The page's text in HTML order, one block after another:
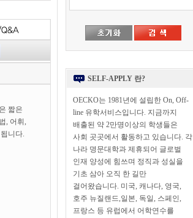
짧은
, 어휘,
니다.
SELF-APPLY 란?
OECKO는 1981년에 설립한 On, Off-
line 유학서비스입니다. 지금까지
배출된 약 2만명이상의 학생들은
사회 곳곳에서 활동하고 있습니다. 각
나라 명문대학과 제휴되어 글로벌
인재 양성에 힘쓰며 정직과 성실을
기초 삼아 오직 한 길만
걸어왔습니다. 미국, 캐나다, 영국,
호주 뉴질랜드,일본, 독일, 스페인,
프랑스 등 유럽에서 어학연수를